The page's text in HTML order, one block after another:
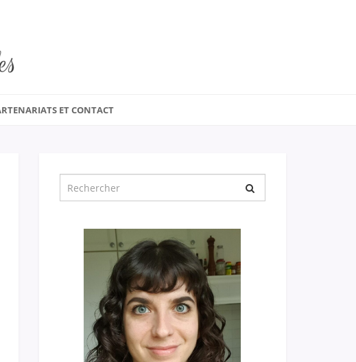
ET CONTACT
pour
: